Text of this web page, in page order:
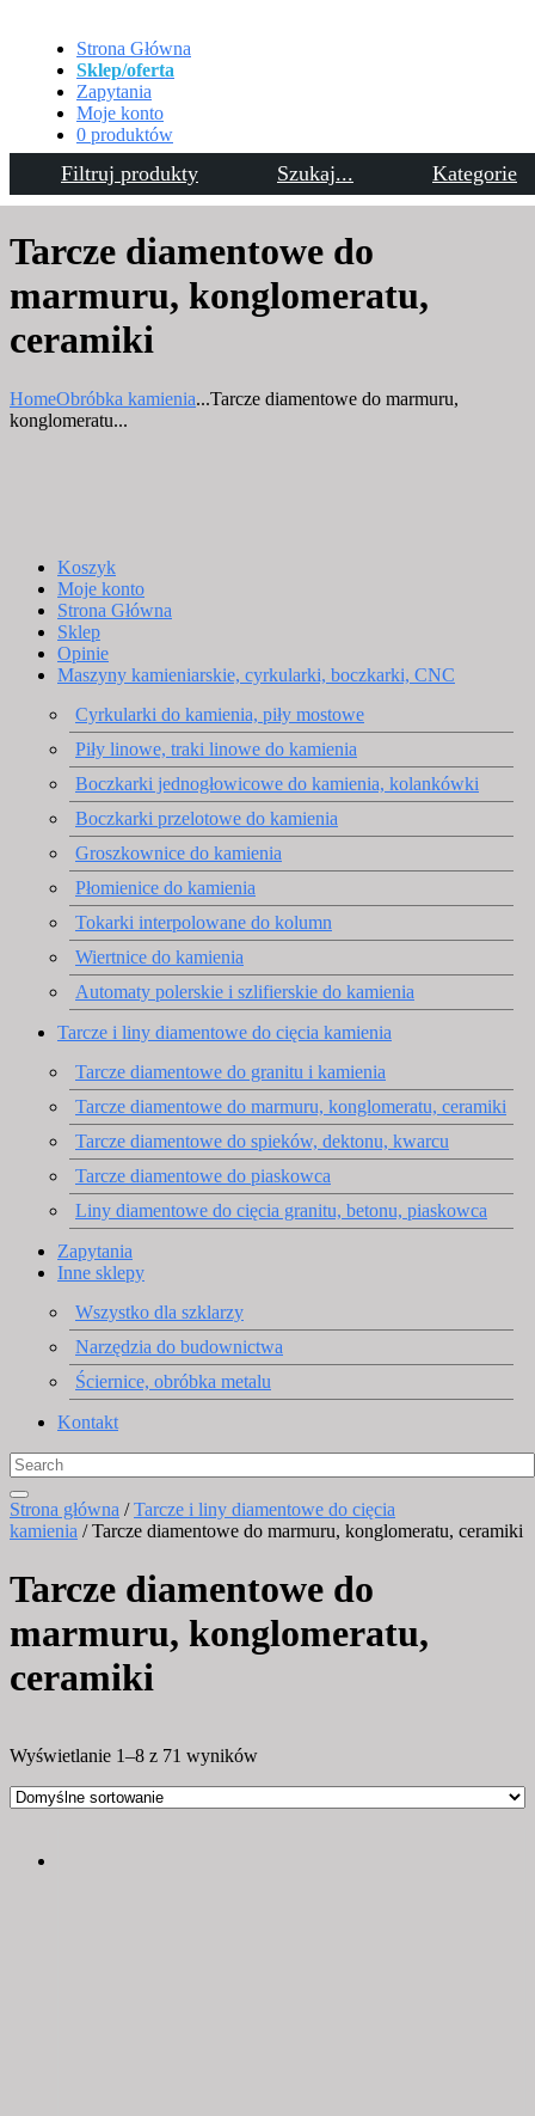
Filtruj produkty Szukaj... Kategorie
Strona Główna
Sklep/oferta
Zapytania
Moje konto
0 produktów
Kontakt
Tarcze diamentowe do
marmuru, konglomeratu,
ceramiki
HomeObróbka kamienia...Tarcze diamentowe do marmuru,
konglomeratu...
Koszyk
Moje konto
Strona Główna
Sklep
Opinie
Maszyny kamieniarskie, cyrkularki, boczkarki, CNC
Cyrkularki do kamienia, piły mostowe
Piły linowe, traki linowe do kamienia
Boczkarki jednogłowicowe do kamienia, kolankówki
Boczkarki przelotowe do kamienia
Groszkownice do kamienia
Płomienice do kamienia
Tokarki interpolowane do kolumn
Wiertnice do kamienia
Automaty polerskie i szlifierskie do kamienia
Tarcze i liny diamentowe do cięcia kamienia
Tarcze diamentowe do granitu i kamienia
Tarcze diamentowe do marmuru, konglomeratu, ceramiki
Tarcze diamentowe do spieków, dektonu, kwarcu
Tarcze diamentowe do piaskowca
Liny diamentowe do cięcia granitu, betonu, piaskowca
Zapytania
Inne sklepy
Wszystko dla szklarzy
Narzędzia do budownictwa
Ściernice, obróbka metalu
Kontakt
Strona główna /Tarcze i liny diamentowe do cięcia
kamienia / Tarcze diamentowe do marmuru, konglomeratu, ceramiki
Tarcze diamentowe do
marmuru, konglomeratu,
ceramiki
Wyświetlanie 1–8 z 71 wyników